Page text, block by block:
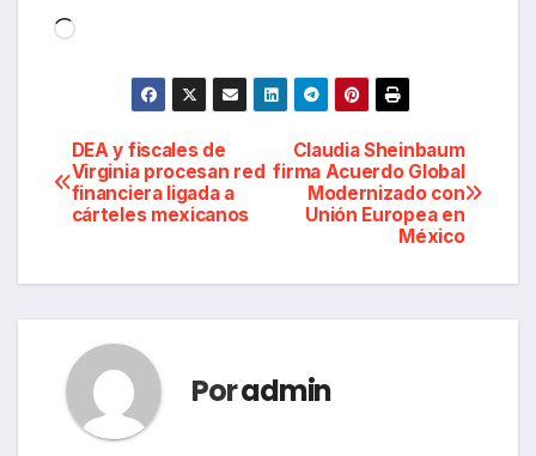
Cargando...
Navegación
de
Claudia Sheinbaum
firma Acuerdo Global
Modernizado con
Unión Europea en
México
DEA y fiscales de
Virginia procesan red
financiera ligada a
cárteles mexicanos
Poradmin